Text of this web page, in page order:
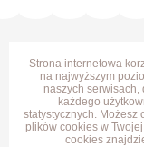
Strona internetowa
na najwyższym
naszych
każdego
statystycznych.
plików cookies w
cookies